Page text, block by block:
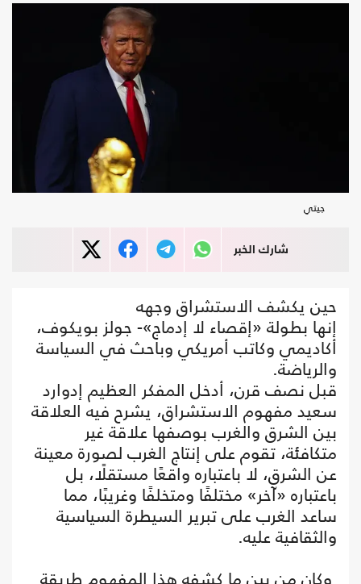
جيتي
شارك الخبر
حين يكشف الاستشراق وجهه
إنها بطولة «إقصاء لا إدماج»- جولز بويكوف،
أكاديمي وكاتب أمريكي وباحث في السياسة
والرياضة.
قبل نصف قرن، أدخل المفكر العظيم إدوارد
سعيد مفهوم الاستشراق، يشرح فيه العلاقة
بين الشرق والغرب بوصفها علاقة غير
متكافئة، تقوم على إنتاج الغرب لصورة معينة
عن الشرق، لا باعتباره واقعًا مستقلًا، بل
باعتباره «آخر» مختلفًا ومتخلفًا وغريبًا، مما
ساعد الغرب على تبرير السيطرة السياسية
والثقافية عليه.